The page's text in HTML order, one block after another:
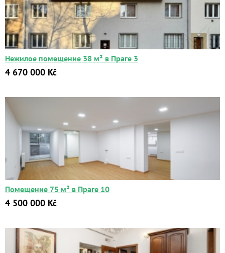
Нежилое помещение 38 м² в Праге 3
4 670 000 Kč
Помещение 75 м² в Праге 10
4 500 000 Kč